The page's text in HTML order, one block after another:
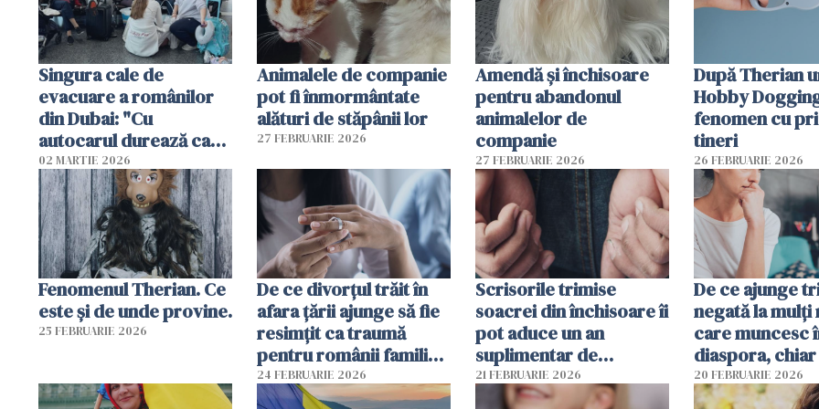
Singura cale de
evacuare a românilor
din Dubai: "Cu
autocarul durează cam
două zile"
02 MARTIE 2026
Animalele de companie
pot fi înmormântate
alături de stăpânii lor
27 FEBRUARIE 2026
Amendă și închisoare
pentru abandonul
animalelor de
companie
27 FEBRUARIE 2026
După Therian
Hobby
fenomen cu
tineri
26 FEBRUARIE 2026
Fenomenul Therian. Ce
este și de unde provine.
25 FEBRUARIE 2026
De ce divorțul trăit în
afara țării ajunge să fie
resimțit ca traumă
pentru românii familiști
și tradiționaliști?
24 FEBRUARIE 2026
Scrisorile trimise
soacrei din închisoare îi
pot aduce un an
suplimentar de
închisoare unui român
condamnat în Spania
21 FEBRUARIE 2026
De ce ajunge
negată la mulți
care muncesc
diaspora,
viața pare mai
financiar?
20 FEBRUARIE 2026